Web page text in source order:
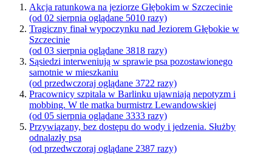
Akcja ratunkowa na jeziorze Głębokim w Szczecinie
(od 02 sierpnia oglądane 5010 razy)
Tragiczny finał wypoczynku nad Jeziorem Głębokie w
Szczecinie
(od 03 sierpnia oglądane 3818 razy)
Sąsiedzi interweniują w sprawie psa pozostawionego
samotnie w mieszkaniu
(od przedwczoraj oglądane 3722 razy)
Pracownicy szpitala w Barlinku ujawniają nepotyzm i
mobbing. W tle matka burmistrz Lewandowskiej
(od 05 sierpnia oglądane 3333 razy)
Przywiązany, bez dostępu do wody i jedzenia. Służby
odnalazły psa
(od przedwczoraj oglądane 2387 razy)